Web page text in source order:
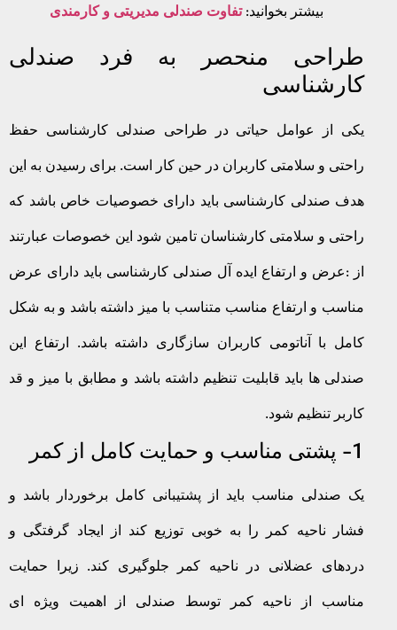
بیشتر بخوانید:تفاوت صندلی مدیریتی و کارمندی
طراحی منحصر به فرد صندلی
کارشناسی
یکی از عوامل حیاتی در طراحی صندلی کارشناسی حفظ
راحتی و سلامتی کاربران در حین کار است. برای رسیدن به این
هدف صندلی کارشناسی باید دارای خصوصیات خاص باشد که
راحتی و سلامتی کارشناسان تامین شود این خصوصات عبارتند
از :عرض و ارتفاع ایده آل صندلی کارشناسی باید دارای عرض
مناسب و ارتفاع مناسب متناسب با میز داشته باشد و به شکل
کامل با آناتومی کاربران سازگاری داشته باشد. ارتفاع این
صندلی ها باید قابلیت تنظیم داشته باشد و مطابق با میز و قد
کاربر تنظیم شود.
1- پشتی مناسب و حمایت کامل از کمر
یک صندلی مناسب باید از پشتیبانی کامل برخوردار باشد و
فشار ناحیه کمر را به خوبی توزیع کند از ایجاد گرفتگی و
دردهای عضلانی در ناحیه کمر جلوگیری کند. زیرا حمایت
مناسب از ناحیه کمر توسط صندلی از اهمیت ویژه ای